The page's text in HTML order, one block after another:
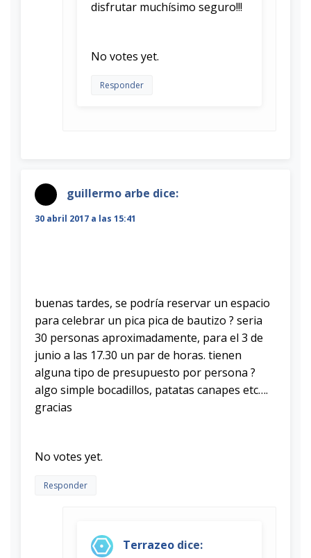
disfrutar muchísimo seguro!!!
No votes yet.
Responder
guillermo arbe dice:
30 abril 2017 a las 15:41
buenas tardes, se podría reservar un espacio
para celebrar un pica pica de bautizo ? seria
30 personas aproximadamente, para el 3 de
junio a las 17.30 un par de horas. tienen
alguna tipo de presupuesto por persona ?
algo simple bocadillos, patatas canapes etc….
gracias
No votes yet.
Responder
Terrazeo dice: